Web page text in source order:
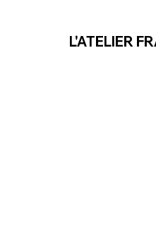
L'ATELIER